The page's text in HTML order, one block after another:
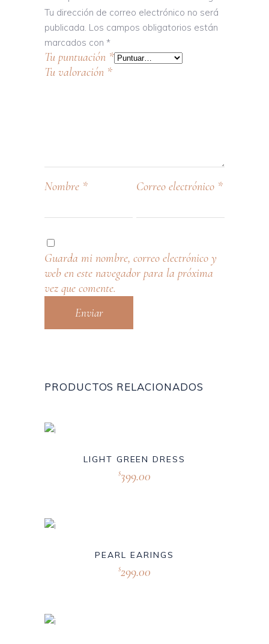
Tu dirección de correo electrónico no será
publicada. Los campos obligatorios están
marcados con *
Tu puntuación *
Tu valoración *
Nombre * Correo electrónico *
Guarda mi nombre, correo electrónico y
web en este navegador para la próxima
vez que comente.
PRODUCTOS RELACIONADOS
LIGHT GREEN DRESS
$399.00
PEARL EARINGS
$299.00